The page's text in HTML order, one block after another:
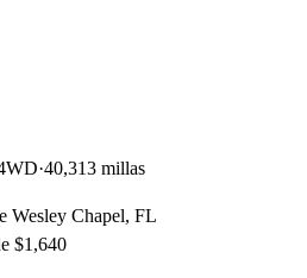
40,313 millas
Wesley Chapel, FL
$1,640